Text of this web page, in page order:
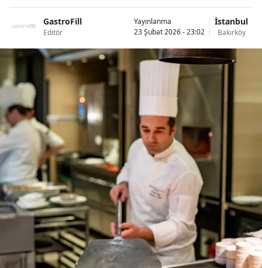
GastroFill
Editör
Yayınlanma
23 Şubat 2026 - 23:02
İstanbul
Bakırköy